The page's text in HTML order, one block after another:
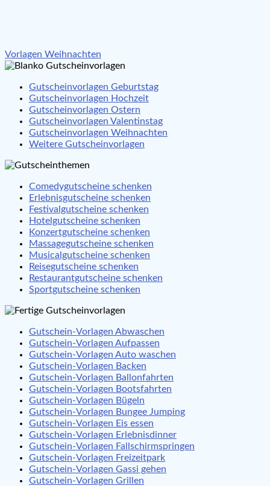
Beitragsnavigation
Vorlagen Weihnachten
Gutscheinvorlagen Geburtstag
Gutscheinvorlagen Hochzeit
Gutscheinvorlagen Ostern
Gutscheinvorlagen Valentinstag
Gutscheinvorlagen Weihnachten
Weitere Gutscheinvorlagen
Comedygutscheine schenken
Erlebnisgutscheine schenken
Festivalgutscheine schenken
Hotelgutscheine schenken
Konzertgutscheine schenken
Massagegutscheine schenken
Musicalgutscheine schenken
Reisegutscheine schenken
Restaurantgutscheine schenken
Sportgutscheine schenken
Gutschein-Vorlagen Abwaschen
Gutschein-Vorlagen Aufpassen
Gutschein-Vorlagen Auto waschen
Gutschein-Vorlagen Backen
Gutschein-Vorlagen Ballonfahrten
Gutschein-Vorlagen Bootsfahrten
Gutschein-Vorlagen Bügeln
Gutschein-Vorlagen Bungee Jumping
Gutschein-Vorlagen Eis essen
Gutschein-Vorlagen Erlebnisdinner
Gutschein-Vorlagen Fallschirmspringen
Gutschein-Vorlagen Freizeitpark
Gutschein-Vorlagen Gassi gehen
Gutschein-Vorlagen Grillen